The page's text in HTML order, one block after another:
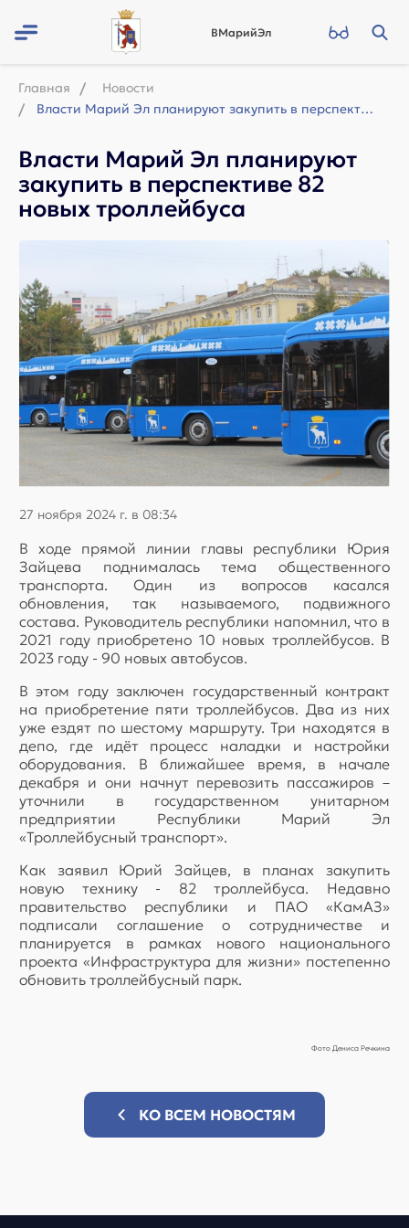
ВМарийЭл
Главная
Новости
Власти Марий Эл планируют закупить в перспективе 82 новых троллейбуса
Власти Марий Эл планируют
закупить в перспективе 82
новых троллейбуса
27 ноября 2024 г. в 08:34
В ходе прямой линии главы республики Юрия
Зайцева поднималась тема общественного
транспорта. Один из вопросов касался
обновления, так называемого, подвижного
состава. Руководитель республики напомнил, что в
2021 году приобретено 10 новых троллейбусов. В
2023 году - 90 новых автобусов.
В этом году заключен государственный контракт
на приобретение пяти троллейбусов. Два из них
уже ездят по шестому маршруту. Три находятся в
депо, где идёт процесс наладки и настройки
оборудования. В ближайшее время, в начале
декабря и они начнут перевозить пассажиров –
уточнили в государственном унитарном
предприятии Республики Марий Эл
«Троллейбусный транспорт».
Как заявил Юрий Зайцев, в планах закупить
новую технику - 82 троллейбуса. Недавно
правительство республики и ПАО «КамАЗ»
подписали соглашение о сотрудничестве и
планируется в рамках нового национального
проекта «Инфраструктура для жизни» постепенно
обновить троллейбусный парк.
Фото Дениса Речкина
КО ВСЕМ НОВОСТЯМ